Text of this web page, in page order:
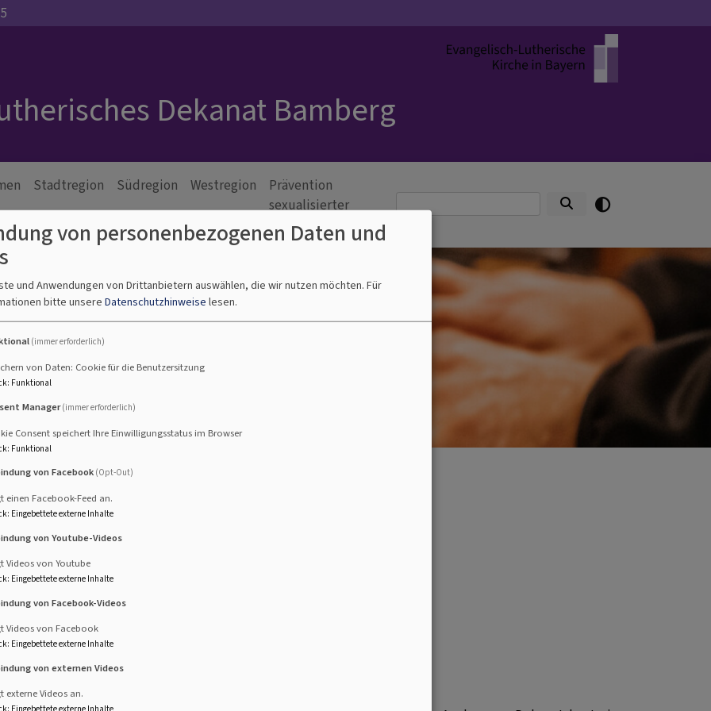
Dekanat Bamberg
Stadtregion Südregion Westregion
Prävention
sexualisierter
Gewalt
Musik und Religion
Glauben erklingen
Die
Freude. Sie kann
die Menschen in
sie zu Mitgestaltern
von personenbezogenen Daten und
und Anwendungen von Drittanbietern auswählen, die wir nutzen möchten. Für
bitte unsere Datenschutzhinweise lesen.
(immer erforderlich)
von Daten: Cookie für die Benutzersitzung
: Funktional
Manager(immer erforderlich)
Consent speichert Ihre Einwilligungsstatus im Browser
: Funktional
von Facebook (Opt-Out)
einen Facebook-Feed an.
: Eingebettete externe Inhalte
von Youtube-Videos
Videos von Youtube
: Eingebettete externe Inhalte
von Facebook-Videos
Videos von Facebook
: Eingebettete externe Inhalte
von externen Videos
externe Videos an.
: Eingebettete externe Inhalte